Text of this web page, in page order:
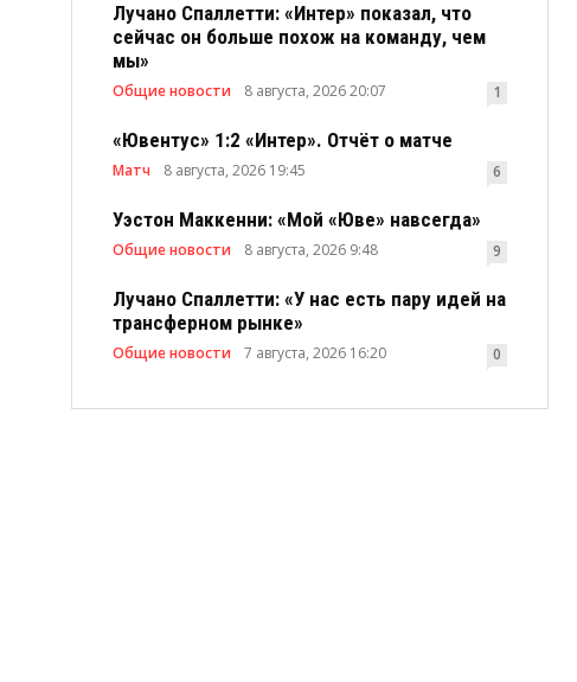
Лучано Спаллетти: «Интер» показал, что
сейчас он больше похож на команду, чем
мы»
Общие новости 8 августа, 2026 20:07 1
«Ювентус» 1:2 «Интер». Отчёт о матче
Матч 8 августа, 2026 19:45 6
Уэстон Маккенни: «Мой «Юве» навсегда»
Общие новости 8 августа, 2026 9:48 9
Лучано Спаллетти: «У нас есть пару идей на
трансферном рынке»
Общие новости 7 августа, 2026 16:20 0